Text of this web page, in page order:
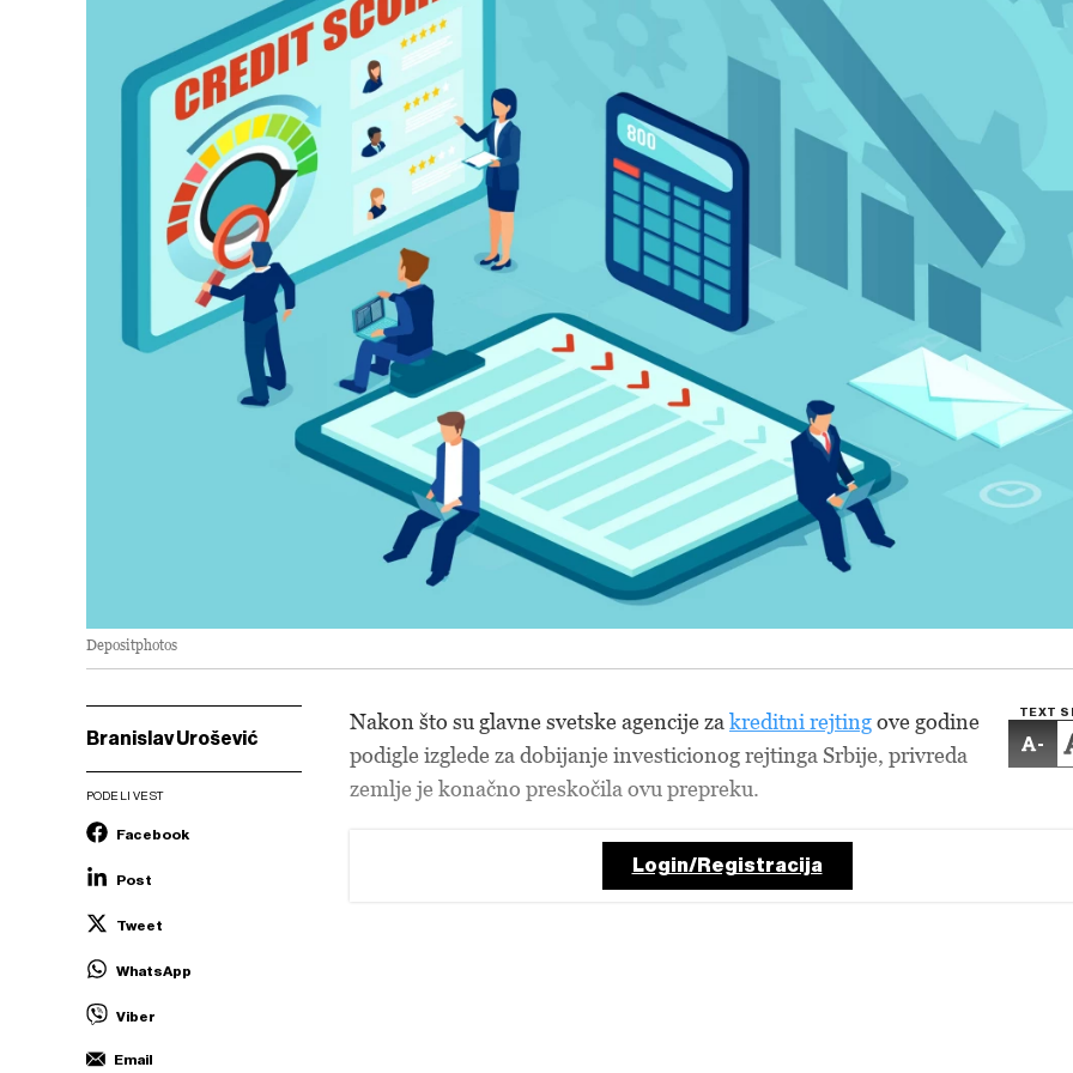
Depositphotos
Branislav Urošević
PODELI VEST
Facebook
Post
Tweet
WhatsApp
Viber
Email
TEXT
-
Nakon što su glavne svetske agencije za kreditni rejtingove godine
podigle izglede za dobijanje investicionog rejtinga Srbije, privreda
zemlje je konačno preskočila ovu prepreku.
Login/Registracija